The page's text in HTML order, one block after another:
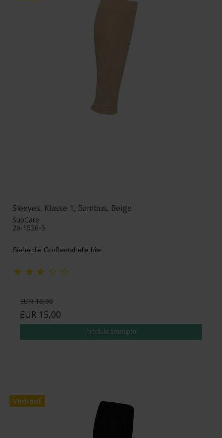
Sleeves, Klasse 1, Bambus, Beige
SupCare
26-1526-5
Siehe die Größentabelle hier
EUR 18,00
EUR 15,00
Produkt anzeigen
Verkauf